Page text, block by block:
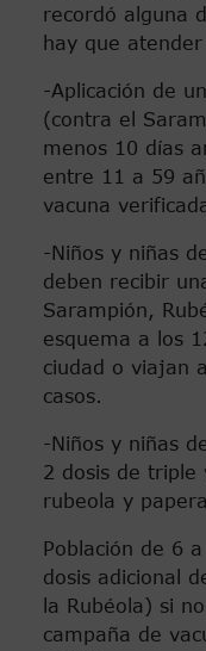
recordó alguna
hay que
-Aplicación de
(contra el
menos 10 días
entre 11 a 59
vacuna
-Niños y niñas
deben recibir
Sarampión,
esquema a los
ciudad o viajan
casos.
-Niños y niñas
2 dosis de triple
rubeola y
Población de 6
dosis adicional
la Rubéola) si
campaña de